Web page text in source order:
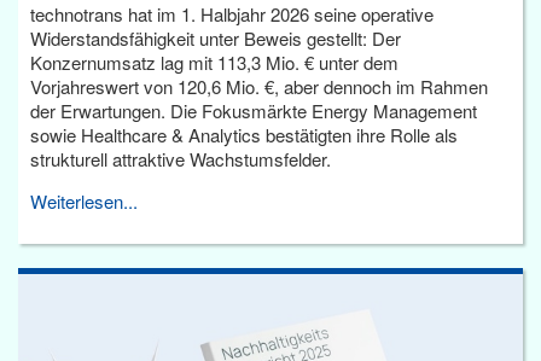
technotrans hat im 1. Halbjahr 2026 seine operative
Widerstandsfähigkeit unter Beweis gestellt: Der
Konzernumsatz lag mit 113,3 Mio. € unter dem
Vorjahreswert von 120,6 Mio. €, aber dennoch im Rahmen
der Erwartungen. Die Fokusmärkte Energy Management
sowie Healthcare & Analytics bestätigten ihre Rolle als
strukturell attraktive Wachstumsfelder.
Weiterlesen...